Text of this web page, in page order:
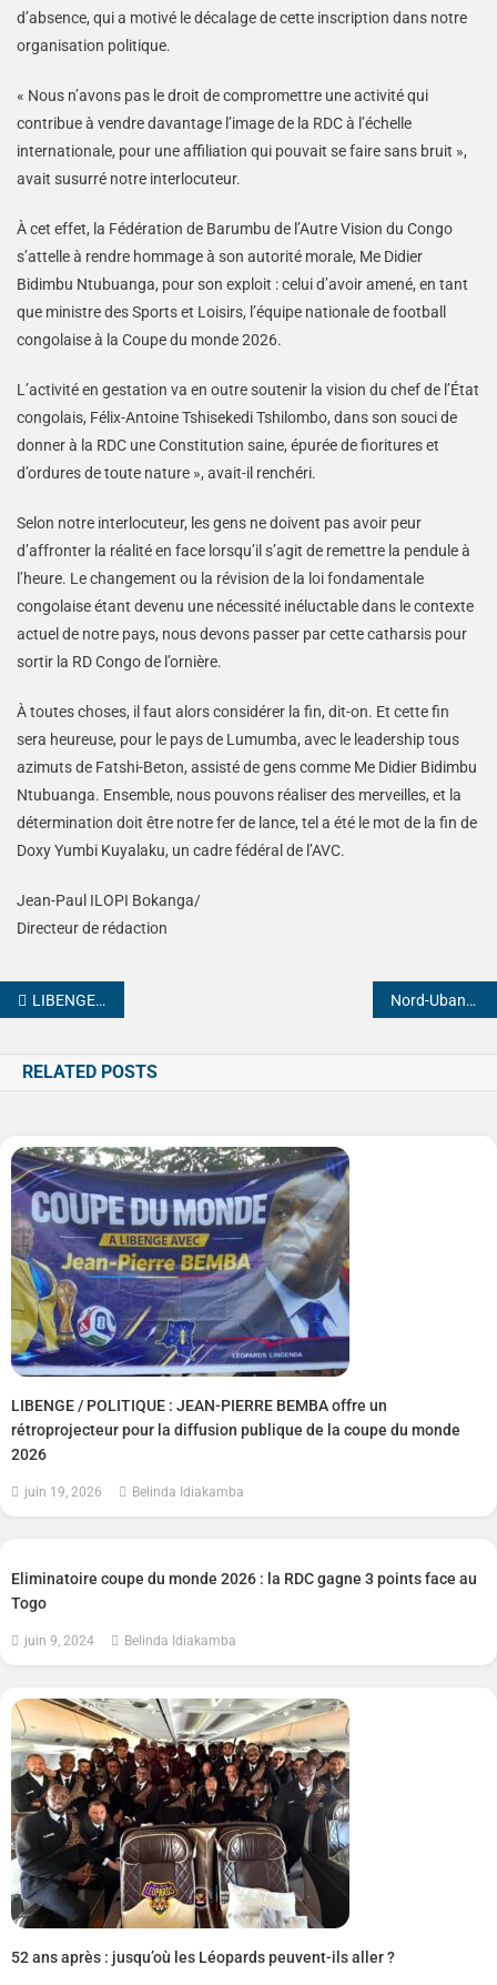
d’absence, qui a motivé le décalage de cette inscription dans notre
organisation politique.
« Nous n’avons pas le droit de compromettre une activité qui
contribue à vendre davantage l’image de la RDC à l’échelle
internationale, pour une affiliation qui pouvait se faire sans bruit »,
avait susurré notre interlocuteur.
À cet effet, la Fédération de Barumbu de l’Autre Vision du Congo
s’attelle à rendre hommage à son autorité morale, Me Didier
Bidimbu Ntubuanga, pour son exploit : celui d’avoir amené, en tant
que ministre des Sports et Loisirs, l’équipe nationale de football
congolaise à la Coupe du monde 2026.
L’activité en gestation va en outre soutenir la vision du chef de l’État
congolais, Félix-Antoine Tshisekedi Tshilombo, dans son souci de
donner à la RDC une Constitution saine, épurée de fioritures et
d’ordures de toute nature », avait-il renchéri.
Selon notre interlocuteur, les gens ne doivent pas avoir peur
d’affronter la réalité en face lorsqu’il s’agit de remettre la pendule à
l’heure. Le changement ou la révision de la loi fondamentale
congolaise étant devenu une nécessité inéluctable dans le contexte
actuel de notre pays, nous devons passer par cette catharsis pour
sortir la RD Congo de l’ornière.
À toutes choses, il faut alors considérer la fin, dit-on. Et cette fin
sera heureuse, pour le pays de Lumumba, avec le leadership tous
azimuts de Fatshi-Beton, assisté de gens comme Me Didier Bidimbu
Ntubuanga. Ensemble, nous pouvons réaliser des merveilles, et la
détermination doit être notre fer de lance, tel a été le mot de la fin de
Doxy Yumbi Kuyalaku, un cadre fédéral de l’AVC.
Jean-Paul ILOPI Bokanga/
Directeur de rédaction
LIBENGE : L’ACDL célèbre son 5e anniversaire sous le signe de l’unité et du développement Nord-Ubangi : le rapatriement des réfugiés centrafricains au centre de l’atelier stratégique du HCR à Gbadolite
RELATED POSTS
LIBENGE / POLITIQUE : JEAN-PIERRE BEMBA offre un
rétroprojecteur pour la diffusion publique de la coupe du monde
2026
juin 19, 2026 Belinda Idiakamba
Eliminatoire coupe du monde 2026 : la RDC gagne 3 points face au
Togo
juin 9, 2024 Belinda Idiakamba
52 ans après : jusqu’où les Léopards peuvent-ils aller ?